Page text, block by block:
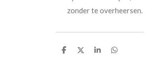
zonder te overheersen.
D
D
S
D